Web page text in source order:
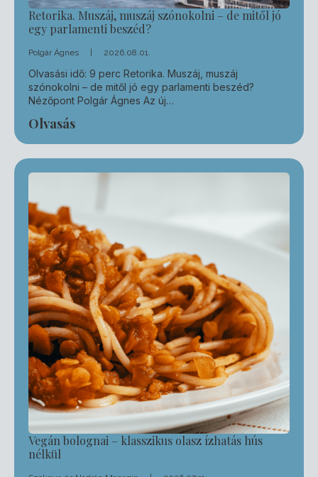
Retorika. Muszáj, muszáj szónokolni – de mitől jó
egy parlamenti beszéd?
Polgár Ágnes 2026.08.01.
Olvasási idő: 9 perc Retorika. Muszáj, muszáj
szónokolni – de mitől jó egy parlamenti beszéd?
Nézőpont Polgár Ágnes Az új…
Olvasás
Vegán bolognai – klasszikus olasz ízhatás hús
nélkül